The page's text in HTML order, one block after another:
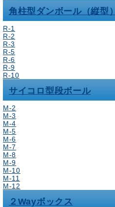
角柱型ダンボール（縦型）
R-1
R-2
R-3
R-5
R-6
R-9
R-10
サイコロ型段ボール
M-2
M-3
M-4
M-5
M-6
M-7
M-8
M-9
M-10
M-11
M-12
２Wayボックス